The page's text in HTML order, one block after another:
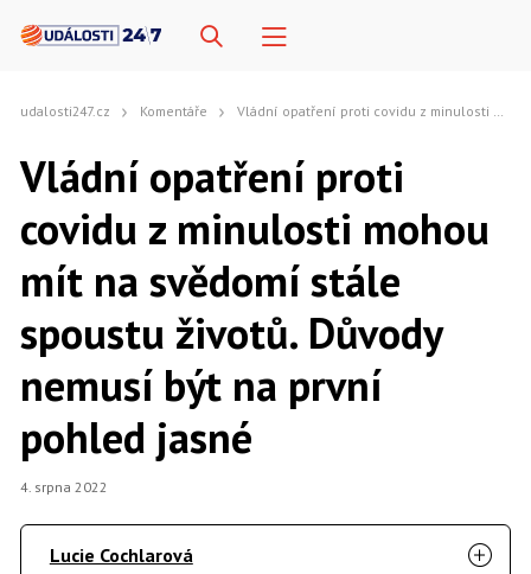
udalosti247.cz Komentáře Vládní opatření proti covidu z minulosti mohou mít na svědomí stále spoustu životů. Důvody nemusí být na první pohled jasné
Vládní opatření proti
covidu z minulosti mohou
mít na svědomí stále
spoustu životů. Důvody
nemusí být na první
pohled jasné
4. srpna 2022
Lucie Cochlarová